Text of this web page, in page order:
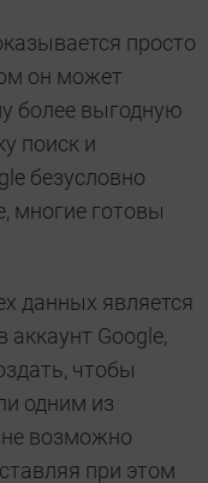
просто
он может
более выгодную
поиск и
безусловно
многие готовы
данных является
аккаунт Google,
чтобы
одним из
возможно
при этом